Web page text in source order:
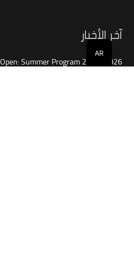
آخر الأخبار
Summer Program 2025–2026
AR